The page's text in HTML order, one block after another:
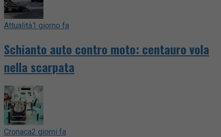
Attualità1 giorno fa
Schianto auto contro moto: centauro vola
nella scarpata
Cronaca2 giorni fa